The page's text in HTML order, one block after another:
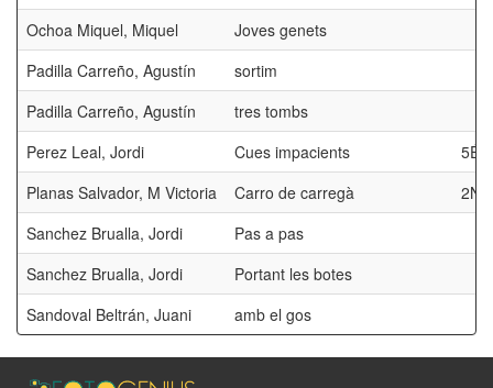
Ochoa Miquel, Miquel
Joves genets
Padilla Carreño, Agustín
sortim
Padilla Carreño, Agustín
tres tombs
Perez Leal, Jordi
Cues impacients
5É.
Planas Salvador, M Victoria
Carro de carregà
2N.
Sanchez Brualla, Jordi
Pas a pas
Sanchez Brualla, Jordi
Portant les botes
Sandoval Beltrán, Juani
amb el gos